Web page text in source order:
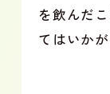
を飲んだ
てはいかが